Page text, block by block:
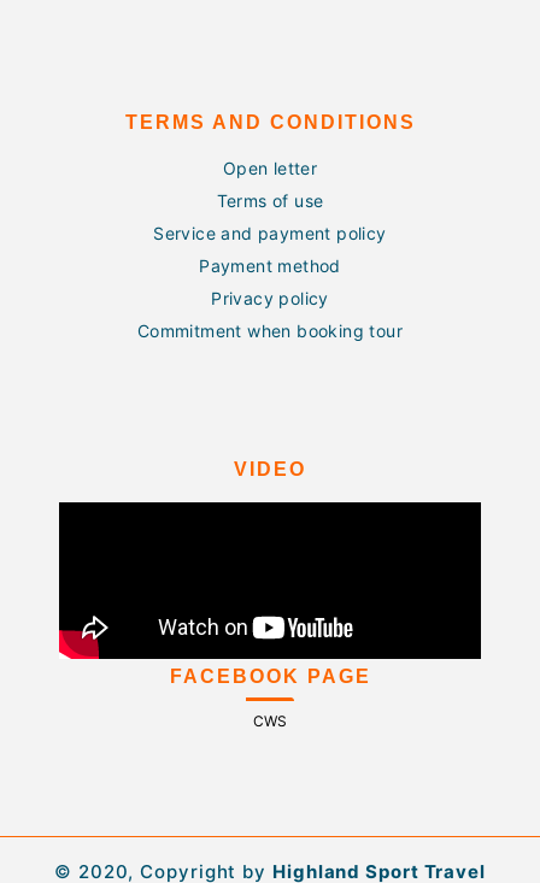
TERMS AND CONDITIONS
Open letter
Terms of use
Service and payment policy
Payment method
Privacy policy
Commitment when booking tour
VIDEO
FACEBOOK PAGE
CWS
© 2020, Copyright by Highland Sport Travel